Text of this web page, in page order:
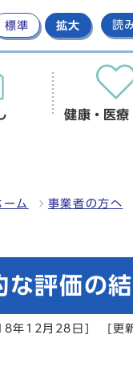
標準 拡大 読
健康・医療
ーム 事業者の方へ
な評価の
年12月28日] [更